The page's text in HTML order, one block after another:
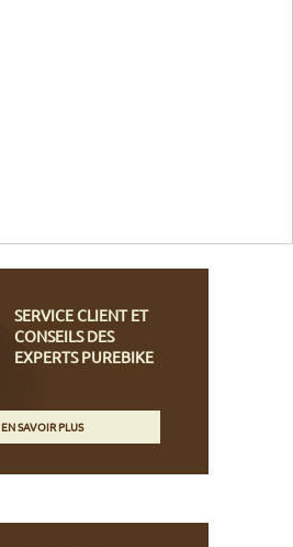
SERVICE CLIENT ET
CONSEILS DES
EXPERTS PUREBIKE
EN SAVOIR PLUS